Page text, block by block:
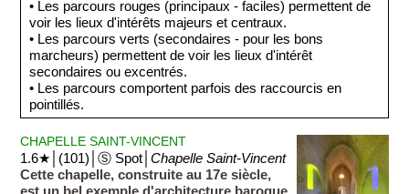
• Les parcours rouges (principaux - faciles) permettent de
voir les lieux d'intérêts majeurs et centraux.
• Les parcours verts (secondaires - pour les bons
marcheurs) permettent de voir les lieux d'intérêt
secondaires ou excentrés.
• Les parcours comportent parfois des raccourcis en
pointillés.
CHAPELLE SAINT-VINCENT
1.6★│(101)│Ⓢ Spot│Chapelle Saint-Vincent
Cette chapelle, construite au 17e siècle,